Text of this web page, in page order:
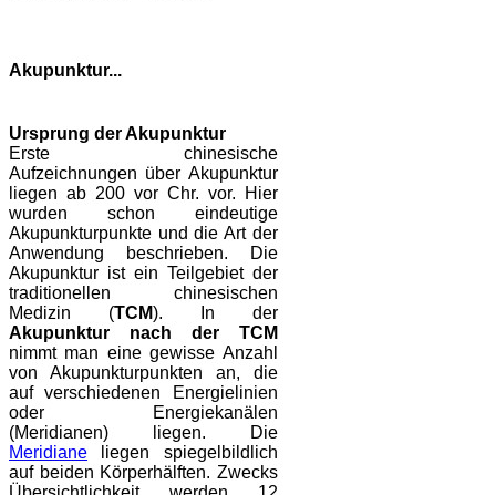
Akupunktur...
Ursprung der Akupunktur
Erste chinesische
Aufzeichnungen über Akupunktur
liegen ab 200 vor Chr. vor. Hier
wurden schon eindeutige
Akupunkturpunkte und die Art der
Anwendung beschrieben. Die
Akupunktur ist ein Teilgebiet der
traditionellen chinesischen
Medizin (TCM). In der
Akupunktur nach der TCM
nimmt man eine gewisse Anzahl
von Akupunkturpunkten an, die
auf verschiedenen Energielinien
oder Energiekanälen
(Meridianen) liegen. Die
Meridiane liegen spiegelbildlich
auf beiden Körperhälften. Zwecks